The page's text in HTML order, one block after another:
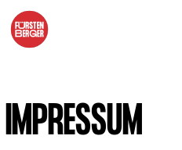
IMPRESSUM